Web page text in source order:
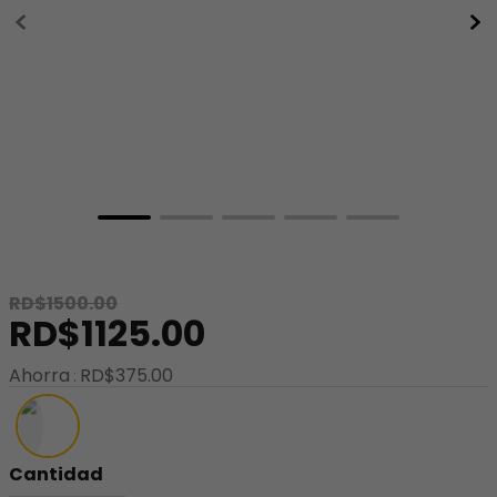
RD$1500.00
RD$1125.00
Ahorra RD$375.00
Cantidad